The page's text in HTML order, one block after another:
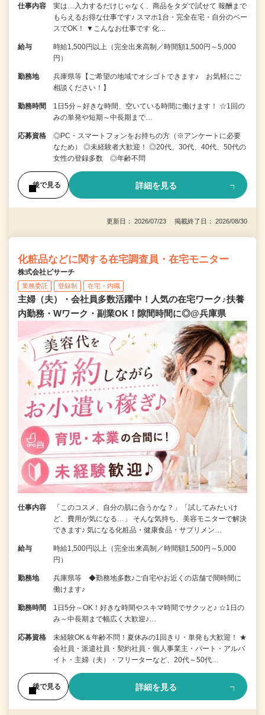
仕事内容
実は…入力するだけじゃなく、商品をタダで試せて 報酬まで
もらえるお得な仕事です♪ スマホ1台・完全在宅・自分のペー
スでOK！ ▼こんなお仕事です 化…
給与
時給1,500円以上（完全出来高制／時間額1,500円～5,000
円）
勤務地
兵庫県等【ご希望の地域でオシゴトできます♪ お気軽にご
相談ください！】
勤務時間
1日5分～好きな時間、空いている時間に働けます！ ☆1回の
みの単発や短期～中長期まで…
応募資格
◎PC・スマートフォンをお持ちの方（※アンケートに必要
なため） ◎未経験者大歓迎！ ◎20代、30代、40代、50代の
女性の登録多数 ◎年齢不問
後で見る 詳細を見る
更新日： 2026/07/23 掲載終了日： 2026/08/30
化粧品などに関する在宅調査員・在宅モニター
株式会社ビサーチ
業務委託 登録制 在宅・内職
主婦（夫）・会社員多数活躍中！人気の在宅ワーク♪扶養
内勤務・Wワーク・副業OK！隙間時間に◎@兵庫県
仕事内容
「このコスメ、自分の肌に合うかな？」「試してみたいけ
ど、費用が気になる…」 そんな気持ち、美容モニターで解決
できます♪ 気になる化粧品・健康食品・サプリメン…
給与
時給1,500円以上（完全出来高制／時間額1,500円～5,000
円）
勤務地
兵庫県等 ◆勤務地多数♪ご自宅やお近くの店舗で間時間に
働けます♪
勤務時間
1日5分～OK！好きな時間やスキマ時間でサクッと♪ ☆1日の
み～中長期まで幅広く大歓迎♪…
応募資格
未経験OK＆年齢不問！夏休みの1回きり・単発も大歓迎！ ★
会社員・派遣社員・契約社員・個人事業主・パート・アルバ
イト・主婦（夫）・フリーターなど、20代～50代…
後で見る 詳細を見る